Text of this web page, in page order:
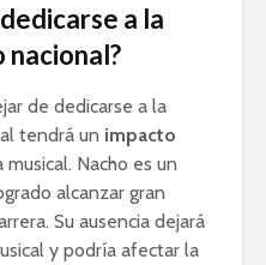
a la
nacional?
de dedicarse a la
tendrá un impacto
Nacho es un
alcanzar gran
Su ausencia dejará
y podría afectar la